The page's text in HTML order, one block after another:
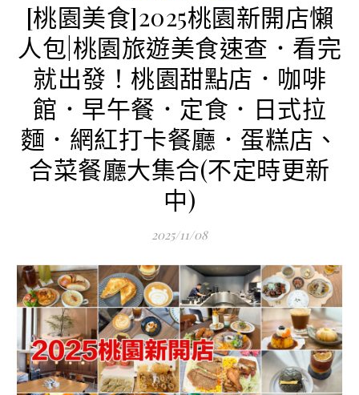
[桃園美食]2025桃園新開店懶
人包|桃園旅遊美食速查．看完
就出發！桃園甜點店．咖啡
館．早午餐．定食．日式拉
麵．網紅打卡餐廳．蛋糕店、
合菜餐廳大集合(不定時更新
中)
2025/11/08